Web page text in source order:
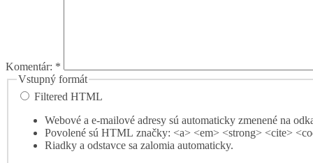
Komentár: *
Vstupný formát
Filtered HTML
Webové a e-mailové adresy sú automaticky zmenené na
Povolené sú HTML značky: <a> <em> <strong> <cite>
Riadky a odstavce sa zalomia automaticky.